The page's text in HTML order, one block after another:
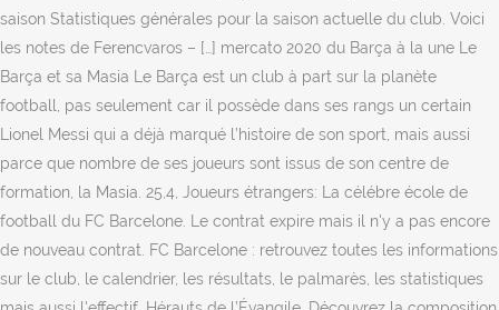
saison Statistiques générales pour la saison actuelle du club. Voici
les notes de Ferencvaros – […] mercato 2020 du Barça à la une Le
Barça et sa Masia Le Barça est un club à part sur la planète
football, pas seulement car il possède dans ses rangs un certain
Lionel Messi qui a déjà marqué l’histoire de son sport, mais aussi
parce que nombre de ses joueurs sont issus de son centre de
formation, la Masia. 25,4, Joueurs étrangers: La célébre école de
football du FC Barcelone. Le contrat expire mais il n'y a pas encore
de nouveau contrat. FC Barcelone : retrouvez toutes les informations
sur le club, le calendrier, les résultats, le palmarès, les statistiques